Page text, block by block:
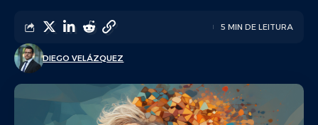
DIEGO VELÁZQUEZ
5 MIN DE LEITURA